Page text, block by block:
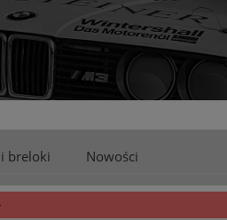
breloki Nowości